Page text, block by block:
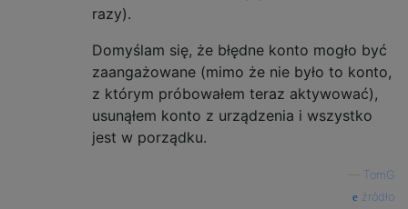
razy).
Domyślam się, że błędne konto mogło być
zaangażowane (mimo że nie było to konto,
z którym próbowałem teraz aktywować),
usunąłem konto z urządzenia i wszystko
jest w porządku.
TomG
źródło